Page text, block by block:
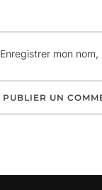
Enregistrer mon